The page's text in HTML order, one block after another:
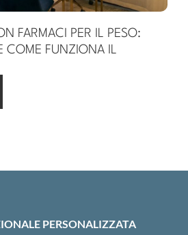
FARMACI PER IL PESO:
COME FUNZIONA IL
PERSONALIZZATA